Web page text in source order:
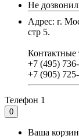
Не
Адрес: г.
стр 5.
Контактные
+7 (495)
+7 (905)
Телефон 1
0
Ваша